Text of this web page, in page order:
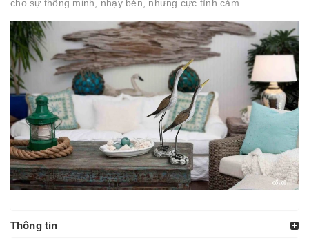
cho sự thông minh, nhạy bén, nhưng cực tình cảm.
Thông tin